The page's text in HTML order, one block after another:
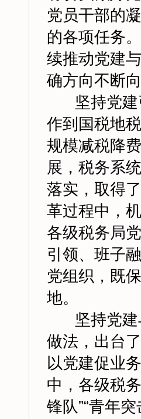
党员干部的
的各项任务
续推动党建
确方向不断
坚持党建
作到国税地
规模减税降
展，税务系
落实，取得
革过程中，
各级税务局
引领、班子
党组织，既
地。
坚持党建
做法，出台
以党建促业
中，各级税
锋队”“青年